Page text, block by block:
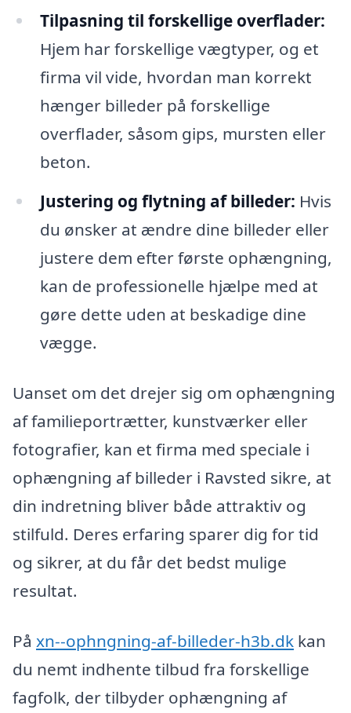
Tilpasning til forskellige overflader:
Hjem har forskellige vægtyper, og et
firma vil vide, hvordan man korrekt
hænger billeder på forskellige
overflader, såsom gips, mursten eller
beton.
Justering og flytning af billeder: Hvis
du ønsker at ændre dine billeder eller
justere dem efter første ophængning,
kan de professionelle hjælpe med at
gøre dette uden at beskadige dine
vægge.
Uanset om det drejer sig om ophængning
af familieportrætter, kunstværker eller
fotografier, kan et firma med speciale i
ophængning af billeder i Ravsted sikre, at
din indretning bliver både attraktiv og
stilfuld. Deres erfaring sparer dig for tid
og sikrer, at du får det bedst mulige
resultat.
På xn--ophngning-af-billeder-h3b.dk kan
du nemt indhente tilbud fra forskellige
fagfolk, der tilbyder ophængning af